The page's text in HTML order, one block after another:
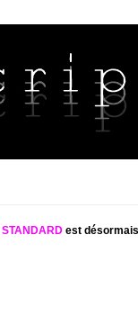
STANDARDest